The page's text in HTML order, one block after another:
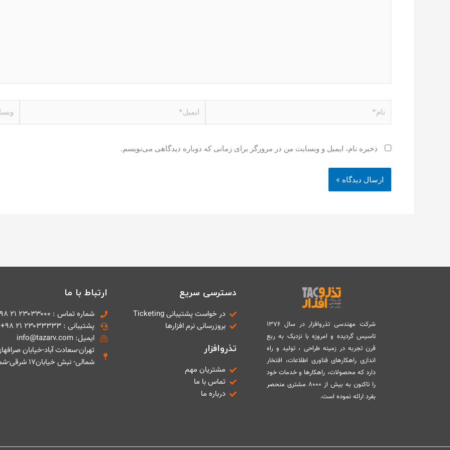
ذخیره نام، ایمیل و وبسایت من در مرورگر برای زمانی که دوباره دیدگاهی می‌نویسم.
شرکت مهندسی تذروافزار در سال ۱۳۷۶
تاسیس گردیده و امروزه با نزدیک به ربع
قرن تجربه در زمینه طراحی ، تولید و راه
اندازی راهکارهای فناوری اطلاعات، افتخار
دارد که محصولات، راهکارها و خدمات خود
را تاکنون به بیش از ۸۰۰۰ مشتری منحصر
بفرد ارائه نموده است.
دسترسی سریع
در خواست پشتیبانی Ticketing
بروزرسانی نرم افزارها
تذروافزار
مشتریان مهم
تماس با ما
درباره ما
ارتباط با ما
شماره تماس : ۲۳۰۳۳۰۰۰ ۲۱ ۹۸+
پشتیبانی : ۲۳۰۳۳۳۳۳ ۲۱ ۹۸+
ایمیل: info@tazarv.com
تهران-سعادت آباد-خیابان
شمالی- نبش خیابان۱۷ شرقی-شماره ۱